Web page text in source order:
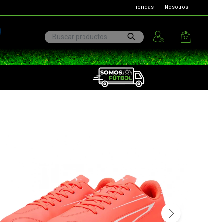
Tiendas Nosotros